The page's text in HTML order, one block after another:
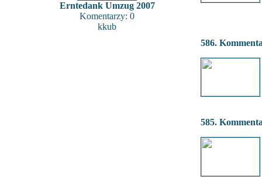
Erntedank Umzug 2007
Komentarzy: 0
kkub
586.
585.